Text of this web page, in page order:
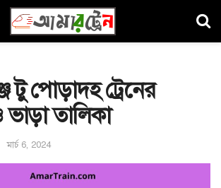
টু পোড়াদহ ট্রেনের
তালিকা
মার্চ 6, 2024